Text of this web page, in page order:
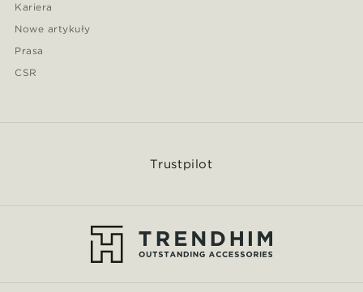
Kariera
Nowe artykuły
Prasa
CSR
Trustpilot